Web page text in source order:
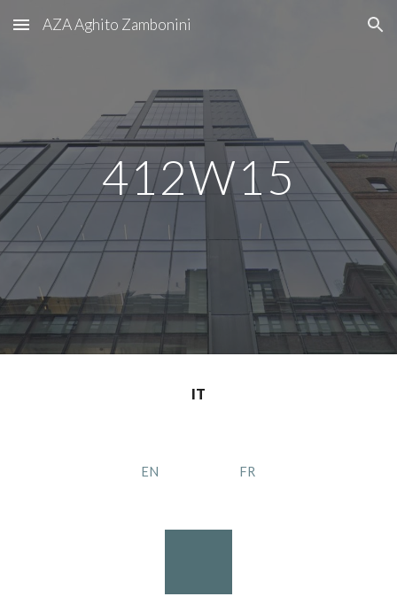
Skip to main content Skip to navigation
AZA Aghito Zambonini
412W15
IT
EN FR